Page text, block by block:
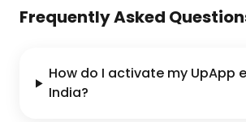
Frequently Asked
How do I activate my UpApp
India?